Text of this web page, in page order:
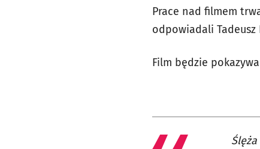
Prace nad filmem
odpowiadali Tadeusz
Film będzie